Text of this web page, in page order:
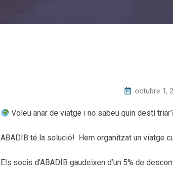
octubre 1,
Voleu anar de viatge i no sabeu quin destí
ABADIB té la solució! Hem organitzat un viatge
Els socis d’ABADIB gaudeixen d’un 5% de